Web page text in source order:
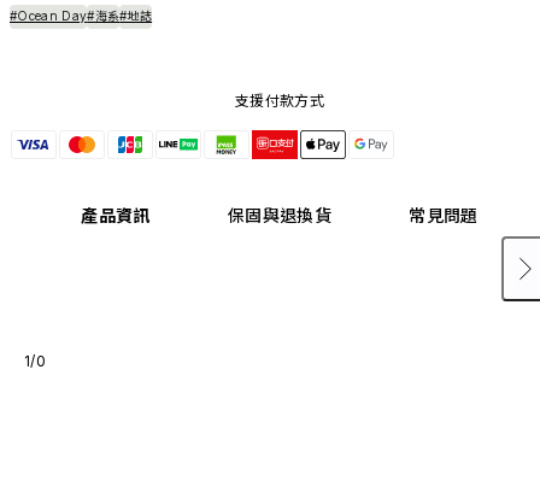
#Ocean Day#海系#地誌
支援付款方式
產品資訊 保固與退換貨 常見問題
1/0